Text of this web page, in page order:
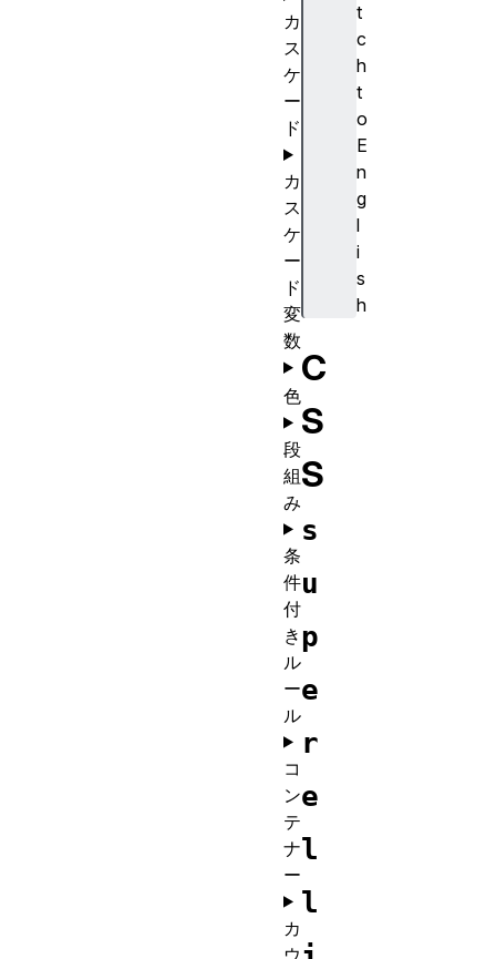
t
c
h
t
o
E
n
g
l
i
s
h
C
S
S
s
u
p
e
r
e
l
l
カ
ス
ケ
ー
ド
カ
ス
ケ
ー
ド
変
数
色
段
組
み
条
件
付
き
ル
ー
ル
コ
ン
テ
ナ
ー
カ
ウ